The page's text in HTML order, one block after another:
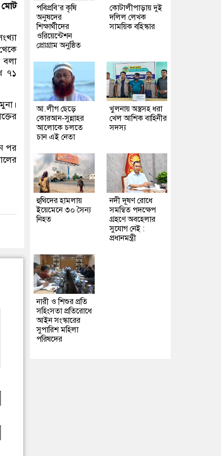
মোট
বলা
৭১
পর
পবিপ্রবি’র কৃষি
অনুষদের
শিক্ষার্থীদের
ওরিয়েন্টেশন
প্রোগ্রাম অনুষ্ঠিত
কোটালীপাড়ায় দুই
দলিল লেখক
সাময়িক বহিস্কার
আ.লীগ ছেড়ে
কোরআন-সুন্নাহর
আলোকে চলতে
চান এই নেতা
খুলনায় অস্ত্রসহ ধরা
খেল আশিক বাহিনীর
সদস্য
হুথিদের হামলায়
ইয়েমেনে ৩০ সৈন্য
নিহত
নদী দূষণ রোধে
সমন্বিত পদক্ষেপ
গ্রহণে অবহেলার
সুযোগ নেই :
প্রধানমন্ত্রী
নারী ও শিশুর প্রতি
সহিংসতা প্রতিরোধে
আইন সংস্কারের
সুপারিশ মহিলা
পরিষদের